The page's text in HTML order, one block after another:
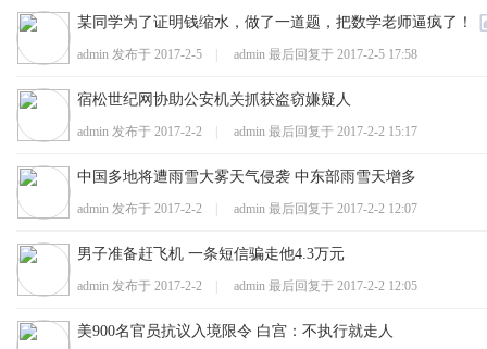
某同学为了证明钱缩水，做了一道题，把数学老师逼疯了！
admin 发布于 2017-2-5 admin 最后回复于 2017-2-5 17:58
宿松世纪网协助公安机关抓获盗窃嫌疑人
admin 发布于 2017-2-2 admin 最后回复于 2017-2-2 15:17
中国多地将遭雨雪大雾天气侵袭 中东部雨雪天增多
admin 发布于 2017-2-2 admin 最后回复于 2017-2-2 12:07
男子准备赶飞机 一条短信骗走他4.3万元
admin 发布于 2017-2-2 admin 最后回复于 2017-2-2 12:05
美900名官员抗议入境限令 白宫：不执行就走人